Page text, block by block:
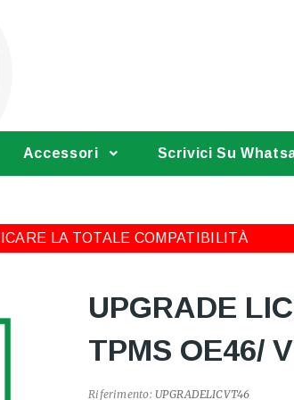
Accessori Scrivici Su
LA TOTALE COMPATIBILITÀ
UPGRADE
TPMS OE46/
Riferimento: UPGRADELICVT46